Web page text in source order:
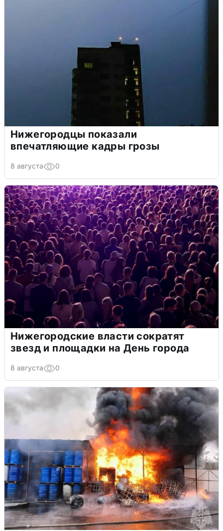
Нижегородцы показали
впечатляющие кадры грозы
8 августа 0
Нижегородские власти сократят
звезд и площадки на День города
8 августа 0